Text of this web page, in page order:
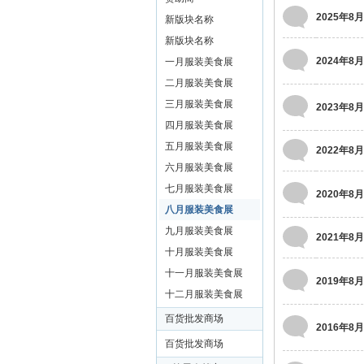
玉
石
展
销
会
新版块名称
新版块名称
一月服装美食展
二月服装美食展
三月服装美食展
四月服装美食展
五月服装美食展
六月服装美食展
七月服装美食展
八月服装美食展
九月服装美食展
十月服装美食展
十一月服装美食展
十二月服装美食展
百货批发商场
百货批发商场
2025年8月
2024年8月
2023年8月
2022年8月
2020年8月
2021年8月
2019年8月
2016年8月